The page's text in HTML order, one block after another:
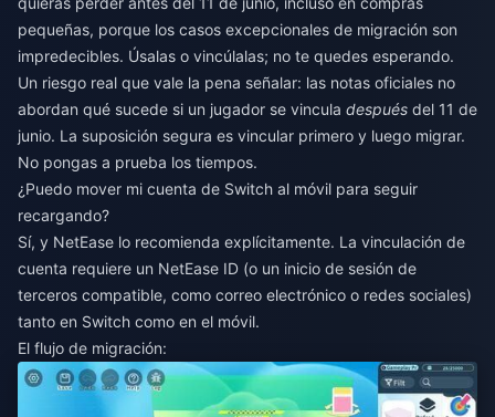
pequeñas, porque los casos excepcionales de migración son
impredecibles. Úsalas o vincúlalas; no te quedes esperando.
Un riesgo real que vale la pena señalar: las notas oficiales no
abordan qué sucede si un jugador se vincula después del 11 de
junio. La suposición segura es vincular primero y luego migrar.
No pongas a prueba los tiempos.
¿Puedo mover mi cuenta de Switch al móvil para seguir
recargando?
Sí, y NetEase lo recomienda explícitamente. La vinculación de
cuenta requiere un NetEase ID (o un inicio de sesión de
terceros compatible, como correo electrónico o redes sociales)
tanto en Switch como en el móvil.
El flujo de migración: